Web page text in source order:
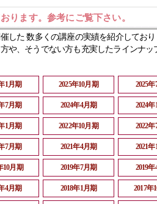
ります。参考にご覧下さい。
した 数多くの講座の実績を紹介してお
や、そうでない方も充実したラインナッ
1月期 2025年10月期 2025
7月期 2024年4月期 2024
1月期 2022年10月期 2022
7月期 2021年4月期 2021
10月期 2019年7月期 2019
4月期 2018年1月期 2017年